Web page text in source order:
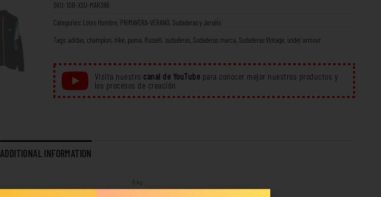
SKU: 10B-XSU-MAR386
Categories: Lotes Hombre, PRIMAVERA-VERANO, Sudaderas y Jerséis
Tags: adidas, champion, nike, puma, Russell, sudaderas, Sudaderas marca, Sudaderas Vintage, under armour
Visita nuestro canal de YouTube para conocer mejor nuestros productos y
los procesos de creación
ADDITIONAL INFORMATION
9 kg